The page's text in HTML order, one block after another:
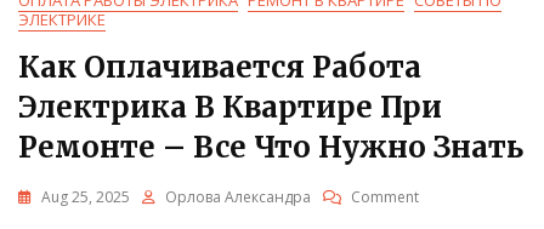
ЭЛЕКТРИКЕ
Как Оплачивается Работа
Электрика В Квартире При
Ремонте – Все Что Нужно Знать
Aug 25, 2025 Орлова Александра CommentOn